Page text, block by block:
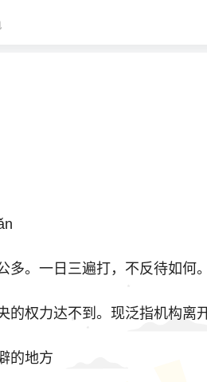
公多。一日三遍打，不反待如
的权力达不到。现泛指机构离
的地方